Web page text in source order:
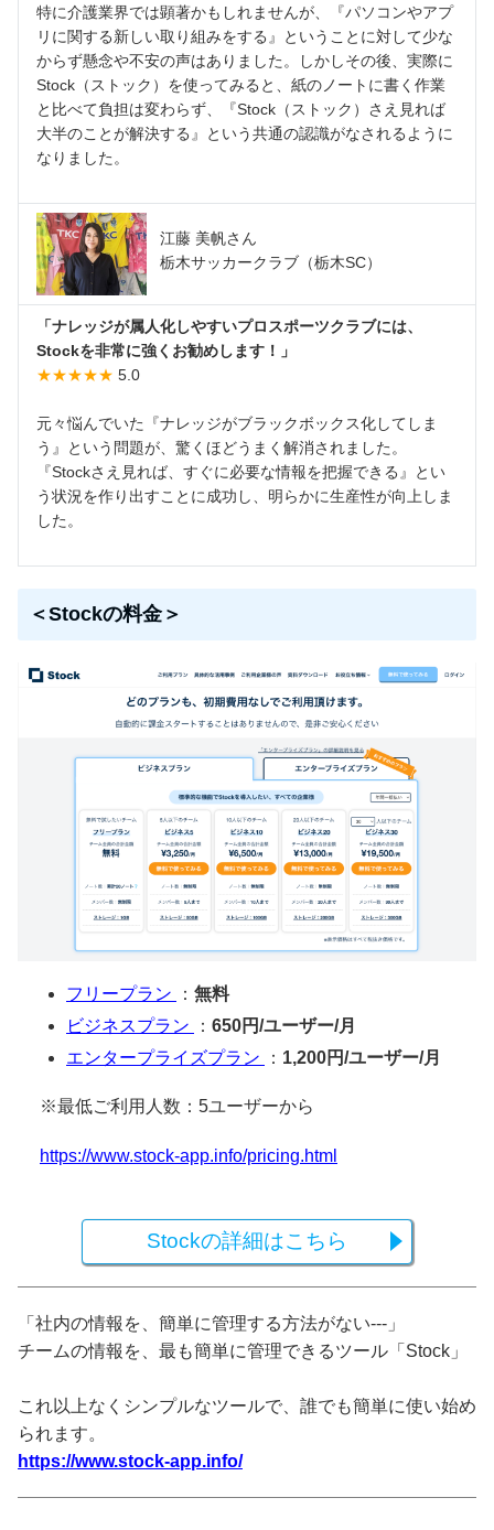
特に介護業界では顕著かもしれませんが、『パソコンやアプ
リに関する新しい取り組みをする』ということに対して少な
からず懸念や不安の声はありました。しかしその後、実際に
Stock（ストック）を使ってみると、紙のノートに書く作業
と比べて負担は変わらず、『Stock（ストック）さえ見れば
大半のことが解決する』という共通の認識がなされるように
なりました。
江藤 美帆さん
栃木サッカークラブ（栃木SC）
「ナレッジが属人化しやすいプロスポーツクラブには、
Stockを非常に強くお勧めします！」
★★★★★ 5.0
元々悩んでいた『ナレッジがブラックボックス化してしま
う』という問題が、驚くほどうまく解消されました。
『Stockさえ見れば、すぐに必要な情報を把握できる』とい
う状況を作り出すことに成功し、明らかに生産性が向上しま
した。
＜Stockの料金＞
フリープラン ： 無料
ビジネスプラン
： 650円/ユーザー/月
エンタープライズプラン
： 1,200円/ユーザー/月
※最低ご利用人数：5ユーザーから
https://www.stock-app.info/pricing.html
Stockの詳細はこちら
「社内の情報を、簡単に管理する方法がない---」
チームの情報を、最も簡単に管理できるツール「Stock」
これ以上なくシンプルなツールで、誰でも簡単に使い始め
られます。
https://www.stock-app.info/